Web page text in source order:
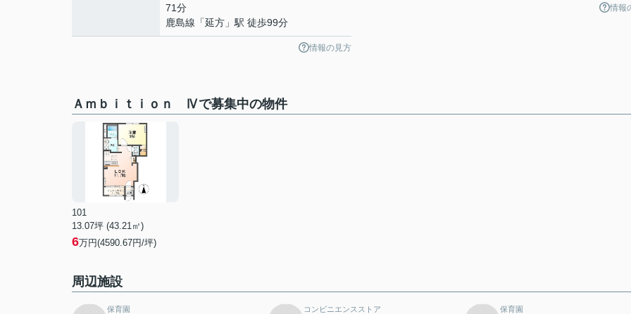
71分
鹿島線 「延方 」駅 徒歩99分
情報の見方
情報
Ａｍｂｉｔｉｏｎ Ⅳで募集中の物件
101
13.07坪 (43.21㎡)
6万円(4590.67円/坪)
周辺施設
保育園 コンビニエンスストア 保育園